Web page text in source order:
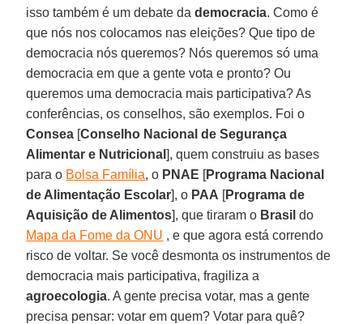
isso também é um debate dademocracia. Como é
que nós nos colocamos nas eleições? Que tipo de
democracia nós queremos? Nós queremos só uma
democracia em que a gente vota e pronto? Ou
queremos uma democracia mais participativa? As
conferências, os conselhos, são exemplos. Foi o
Consea [Conselho Nacional de Segurança
Alimentar e Nutricional], quem construiu as bases
para o Bolsa Família, o PNAE [Programa Nacional
de Alimentação Escolar], o PAA [Programa de
Aquisição de Alimentos], que tiraram o Brasil do
Mapa da Fome da ONU , e que agora está correndo
risco de voltar. Se você desmonta os instrumentos de
democracia mais participativa, fragiliza a
agroecologia. A gente precisa votar, mas a gente
precisa pensar: votar em quem? Votar para quê?